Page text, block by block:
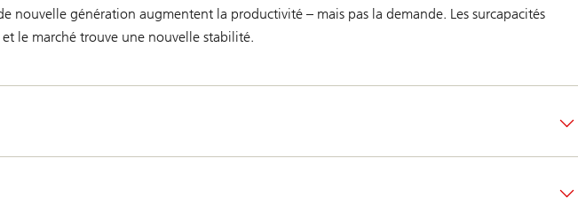
nouvelle génération augmentent la productivité – mais pas la demande. Les surcapacités
le marché trouve une nouvelle stabilité.